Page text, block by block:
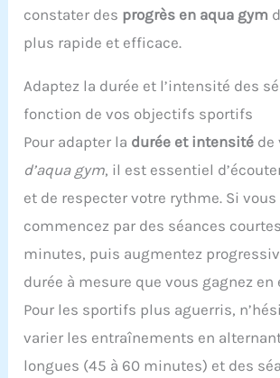
constater des progrès en aqua gym
plus rapide et efficace.
Adaptez la durée et l’intensité des
fonction de vos objectifs sportifs
Pour adapter la durée et intensité de
d’aqua gym, il est essentiel
et de respecter votre rythme. Si vous
commencez par des séances
minutes, puis augmentez
durée à mesure que vous gagnez en
Pour les sportifs plus aguerris,
varier les entraînements en
longues (45 à 60 minutes) et des